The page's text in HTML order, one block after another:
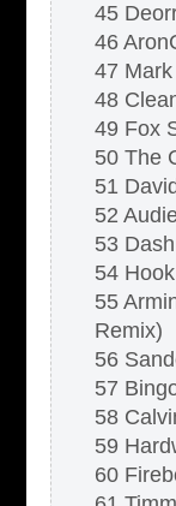
45
46
47
48
49 Fox
50 The
51
52
53
54
55
Remix)
56
57
58
59
60